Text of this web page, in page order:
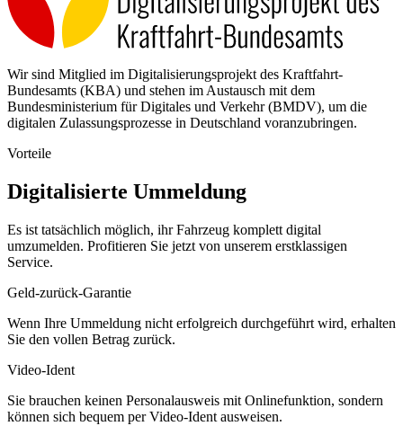
Wir sind Mitglied im Digitalisierungsprojekt des Kraftfahrt-
Bundesamts (KBA) und stehen im Austausch mit dem
Bundesministerium für Digitales und Verkehr (BMDV), um die
digitalen Zulassungsprozesse in Deutschland voranzubringen.
Vorteile
Digitalisierte Ummeldung
Es ist tatsächlich möglich, ihr Fahrzeug komplett digital
umzumelden. Profitieren Sie jetzt von unserem erstklassigen
Service.
Geld-zurück-Garantie
Wenn Ihre Ummeldung nicht erfolgreich durchgeführt wird, erhalten
Sie den vollen Betrag zurück.
Video-Ident
Sie brauchen keinen Personalausweis mit Onlinefunktion, sondern
können sich bequem per Video-Ident ausweisen.